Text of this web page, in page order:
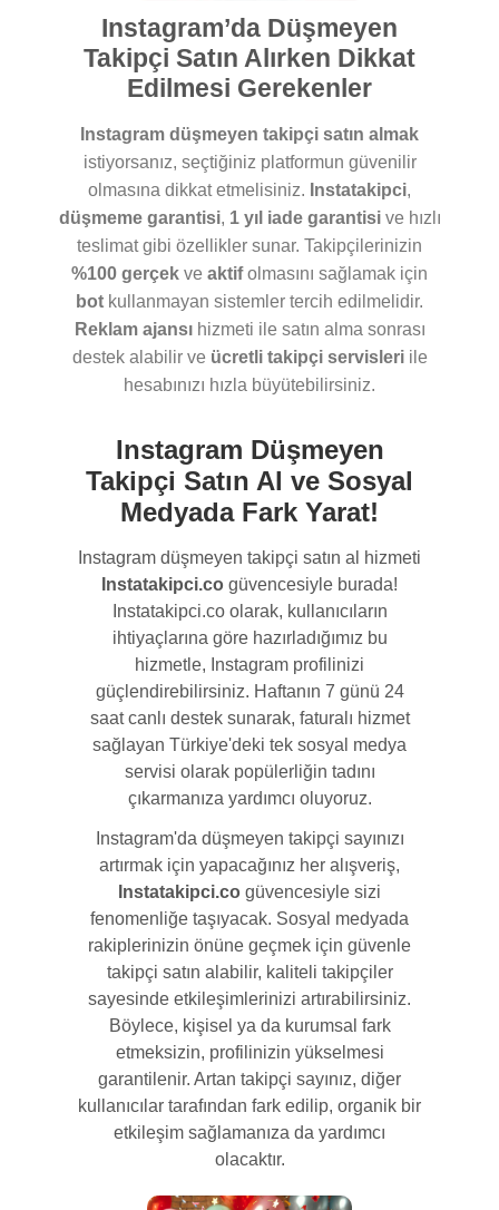
Instagram’da Düşmeyen
Takipçi Satın Alırken Dikkat
Edilmesi Gerekenler
Instagram düşmeyen takipçi satın almak
istiyorsanız, seçtiğiniz platformun güvenilir
olmasına dikkat etmelisiniz. Instatakipci,
düşmeme garantisi, 1 yıl iade garantisive hızlı
teslimat gibi özellikler sunar. Takipçilerinizin
%100 gerçek ve aktifolmasını sağlamak için
bot kullanmayan sistemler tercih edilmelidir.
Reklam ajansıhizmeti ile satın alma sonrası
destek alabilir ve ücretli takipçi servisleriile
hesabınızı hızla büyütebilirsiniz.
Instagram Düşmeyen
Takipçi Satın Al ve Sosyal
Medyada Fark Yarat!
Instagram düşmeyen takipçi satın al hizmeti
Instatakipci.co güvencesiyle burada!
Instatakipci.co olarak, kullanıcıların
ihtiyaçlarına göre hazırladığımız bu
hizmetle, Instagram profilinizi
güçlendirebilirsiniz. Haftanın 7 günü 24
saat canlı destek sunarak, faturalı hizmet
sağlayan Türkiye'deki tek sosyal medya
servisi olarak popülerliğin tadını
çıkarmanıza yardımcı oluyoruz.
Instagram'da düşmeyen takipçi sayınızı
artırmak için yapacağınız her alışveriş,
Instatakipci.co güvencesiyle sizi
fenomenliğe taşıyacak. Sosyal medyada
rakiplerinizin önüne geçmek için güvenle
takipçi satın alabilir, kaliteli takipçiler
sayesinde etkileşimlerinizi artırabilirsiniz.
Böylece, kişisel ya da kurumsal fark
etmeksizin, profilinizin yükselmesi
garantilenir. Artan takipçi sayınız, diğer
kullanıcılar tarafından fark edilip, organik bir
etkileşim sağlamanıza da yardımcı
olacaktır.